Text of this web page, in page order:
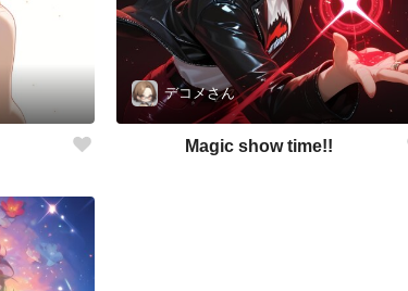
デコメさん
Magic show time!!